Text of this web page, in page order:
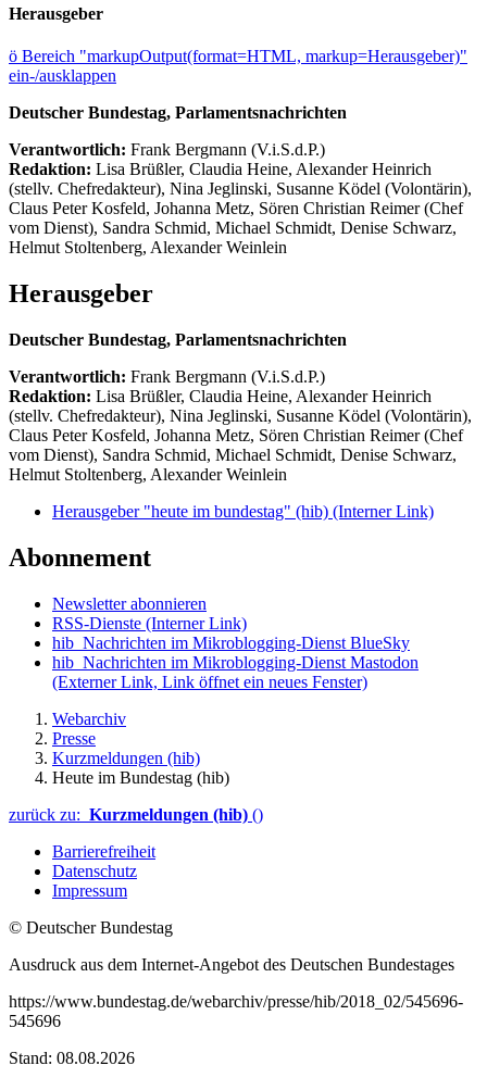
Herausgeber
ö Bereich "markupOutput(format=HTML, markup=Herausgeber)"
ein-/ausklappen
Deutscher Bundestag, Parlamentsnachrichten
Verantwortlich: Frank Bergmann (V.i.S.d.P.)
Redaktion: Lisa Brüßler, Claudia Heine, Alexander Heinrich
(stellv. Chefredakteur), Nina Jeglinski, Susanne Ködel (Volontärin),
Claus Peter Kosfeld, Johanna Metz, Sören Christian Reimer (Chef
vom Dienst), Sandra Schmid, Michael Schmidt, Denise Schwarz,
Helmut Stoltenberg, Alexander Weinlein
Herausgeber
Deutscher Bundestag, Parlamentsnachrichten
Verantwortlich: Frank Bergmann (V.i.S.d.P.)
Redaktion: Lisa Brüßler, Claudia Heine, Alexander Heinrich
(stellv. Chefredakteur), Nina Jeglinski, Susanne Ködel (Volontärin),
Claus Peter Kosfeld, Johanna Metz, Sören Christian Reimer (Chef
vom Dienst), Sandra Schmid, Michael Schmidt, Denise Schwarz,
Helmut Stoltenberg, Alexander Weinlein
Herausgeber "heute im bundestag" (hib) (Interner Link)
Abonnement
Newsletter abonnieren
RSS-Dienste (Interner Link)
hib_Nachrichten im Mikroblogging-Dienst BlueSky
hib_Nachrichten im Mikroblogging-Dienst Mastodon
(Externer Link, Link öffnet ein neues Fenster)
Webarchiv
Presse
Kurzmeldungen (hib)
Heute im Bundestag (hib)
zurück zu: Kurzmeldungen (hib) ()
Barrierefreiheit
Datenschutz
Impressum
© Deutscher Bundestag
Ausdruck aus dem Internet-Angebot des Deutschen Bundestages
https://www.bundestag.de/webarchiv/presse/hib/2018_02/545696-
545696
Stand: 08.08.2026